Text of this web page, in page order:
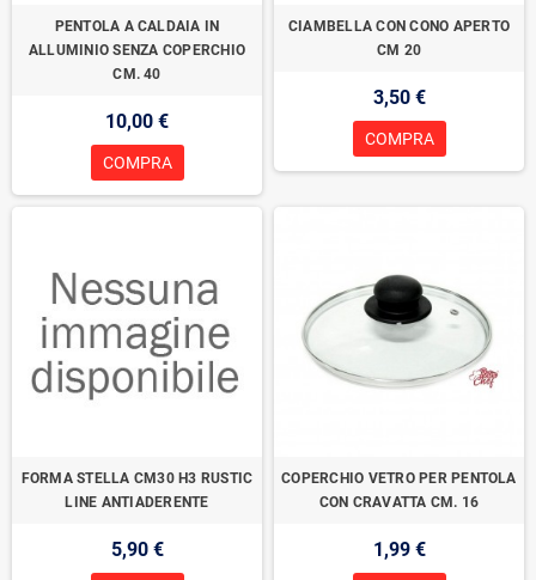
PENTOLA A CALDAIA IN
ALLUMINIO SENZA COPERCHIO
CM. 40
10,00 €
COMPRA
CIAMBELLA CON CONO APERTO
CM 20
3,50 €
COMPRA
FORMA STELLA CM30 H3 RUSTIC
LINE ANTIADERENTE
5,90 €
COPERCHIO VETRO PER PENTOLA
CON CRAVATTA CM. 16
1,99 €